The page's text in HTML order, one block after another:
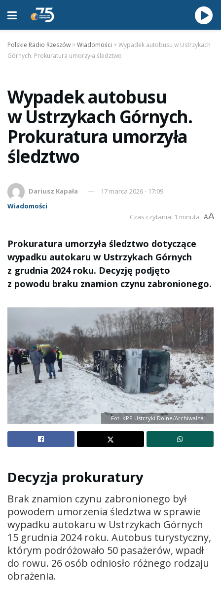
Polskie Radio Rzeszów >Wiadomości >Wypadek autobusu w Ustrzykach
Górnych. Prokuratura umorzyła śledztwo
Wypadek autobusu
w Ustrzykach Górnych.
Prokuratura umorzyła
śledztwo
Dariusz Kapała
17 marca 2026 - 17:09
Wiadomości
Czas czytania: 1 minuta AA
Prokuratura umorzyła śledztwo dotyczące
wypadku autokaru w Ustrzykach Górnych
z grudnia 2024 roku. Decyzję podjęto
z powodu braku znamion czynu zabronionego.
Fot. KPP Ustrzyki Dolne/Archiwalna
Decyzja prokuratury
Brak znamion czynu zabronionego był
powodem umorzenia śledztwa w sprawie
wypadku autokaru w Ustrzykach Górnych
15 grudnia 2024 roku. Autobus turystyczny,
którym podróżowało 50 pasażerów, wpadł
do rowu. 26 osób odniosło różnego rodzaju
obrażenia.